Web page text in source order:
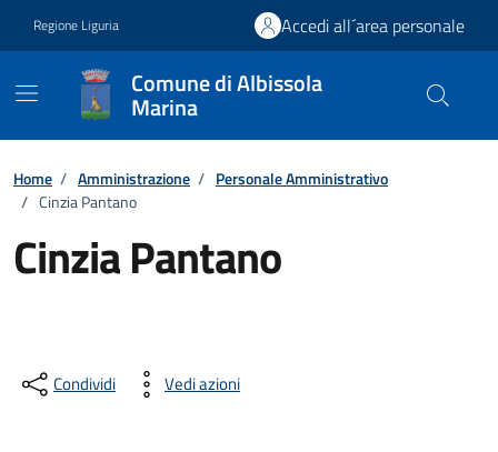
Regione Liguria Accedi all´area personale
Comune di Albissola
Marina
Home / Amministrazione / Personale Amministrativo
/ Cinzia Pantano
Cinzia Pantano
Condividi Vedi azioni